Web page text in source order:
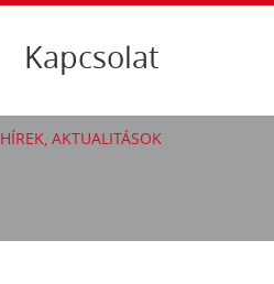
Kapcsolat
HÍREK, AKTUALITÁSOK